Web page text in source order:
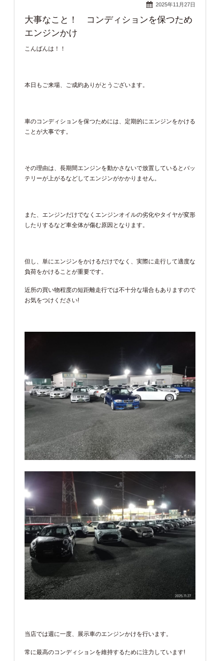
2025年11月27日
大事なこと！ コンディションを保つため
エンジンかけ
こんばんは！！
本日もご来場、ご成約ありがとうございます。
車のコンディションを保つためには、定期的にエンジンをかける
ことが大事です。
その理由は、長期間エンジンを動かさないで放置しているとバッ
テリーが上がるなどしてエンジンがかかりません。
また、エンジンだけでなくエンジンオイルの劣化やタイヤが変形
したりするなど車全体が傷む原因となります。
但し、単にエンジンをかけるだけでなく、実際に走行して適度な
負荷をかけることが重要です。
近所の買い物程度の短距離走行では不十分な場合もありますので
お気をつけください!
当店では週に一度、展示車のエンジンかけを行います。
常に最高のコンディションを維持するために注力しています!